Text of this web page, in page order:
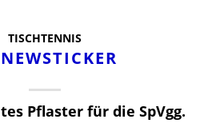
TISCHTENNIS
Pflaster für die SpVgg.